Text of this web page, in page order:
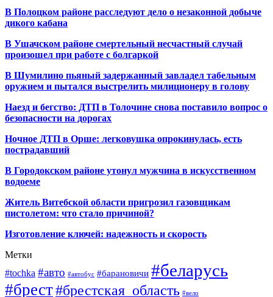
В Полоцком районе расследуют дело о незаконной добыче
дикого кабана
В Ушачском районе смертельный несчастный случай
произошел при работе с болгаркой
В Шумилино пьяный задержанный завладел табельным
оружием и пытался выстрелить милиционеру в голову
Наезд и бегство: ДТП в Толочине снова поставило вопрос о
безопасности на дорогах
Ночное ДТП в Орше: легковушка опрокинулась, есть
пострадавший
В Городокском районе утонул мужчина в искусственном
водоеме
Житель Витебской области пригрозил газовщикам
пистолетом: что стало причиной?
Изготовление ключей: надежность и скорость
Метки
#tochka #авто #автобус #барановичи #беларусь
#брест#брестская_область #вело